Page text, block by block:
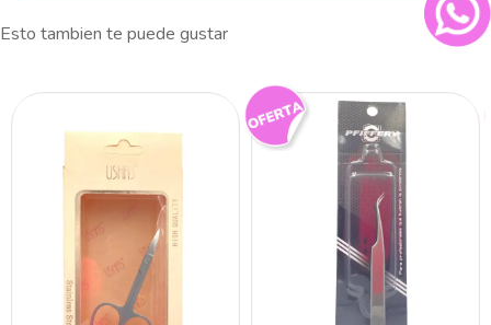
Esto tambien te puede gustar